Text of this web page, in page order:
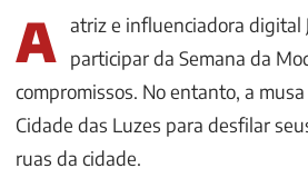
A atriz e influenciadora digital
participar da Semana da
compromissos. No entanto, a
Cidade das Luzes para desfilar
ruas da cidade.